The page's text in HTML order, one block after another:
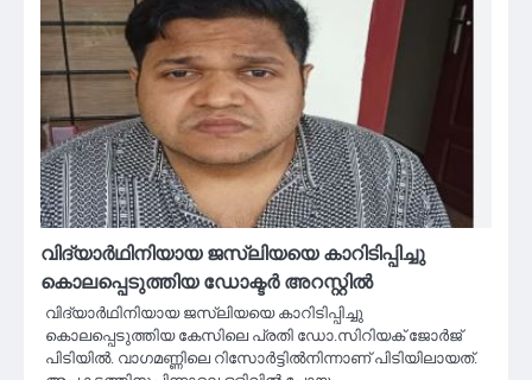
വിദ്യാർഥിനിയായ ജസ്‍ലിയയെ കാറിടിപ്പിച്ചു
കൊലപ്പെടുത്തിയ ഡോക്ടർ അറസ്റ്റിൽ
വിദ്യാർഥിനിയായ ജസ്‍ലിയയെ കാറിടിപ്പിച്ചു
കൊലപ്പെടുത്തിയ ‍കേസിലെ പ്രതി ഡോ.സിറിയക് ജോർജ്
പിടിയിൽ. വാഗമണ്ണിലെ റിസോർട്ടിൽനിന്നാണ് പിടിയിലായത്.